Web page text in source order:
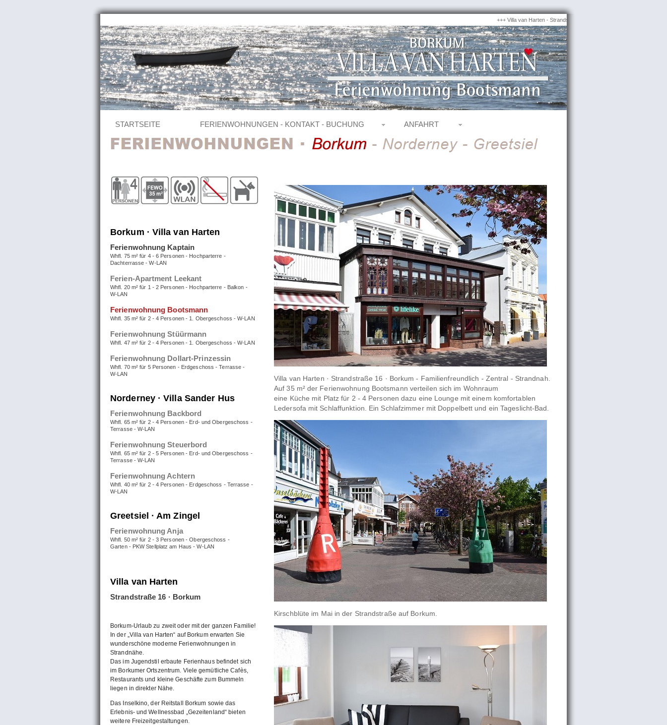
+++ Villa van Harten - Strandstraße 16 · Borkum +++ 5 tolle
STARTSEITE FERIENWOHNUNGEN - KONTAKT - BUCHUNG ANFAHRT
Borkum · Villa van Harten
Ferienwohnung Kaptain
Whfl. 75 m² für 4 - 6 Personen - Hochparterre -
Dachterrasse - W-LAN
Ferien-Apartment Leekant
Whfl. 20 m² für 1 - 2 Personen - Hochparterre - Balkon -
W-LAN
Ferienwohnung Bootsmann
Whfl. 35 m² für 2 - 4 Personen - 1. Obergeschoss - W-LAN
Ferienwohnung Stüürmann
Whfl. 47 m² für 2 - 4 Personen - 1. Obergeschoss - W-LAN
Ferienwohnung Dollart-Prinzessin
Whfl. 70 m² für 5 Personen - Erdgeschoss - Terrasse -
W-LAN
Norderney · Villa Sander Hus
Ferienwohnung Backbord
Whfl. 65 m² für 2 - 4 Personen - Erd- und Obergeschoss -
Terrasse - W-LAN
Ferienwohnung Steuerbord
Whfl. 65 m² für 2 - 5 Personen - Erd- und Obergeschoss -
Terrasse - W-LAN
Ferienwohnung Achtern
Whfl. 40 m² für 2 - 4 Personen - Erdgeschoss - Terrasse -
W-LAN
Greetsiel · Am Zingel
Ferienwohnung Anja
Whfl. 50 m² für 2 - 3 Personen - Obergeschoss -
Garten - PKW Stellplatz am Haus - W-LAN
Villa van Harten
Strandstraße 16 · Borkum
Borkum-Urlaub zu zweit oder mit der ganzen Familie!
In der „Villa van Harten“ auf Borkum erwarten Sie
wunderschöne moderne Ferienwohnungen in
Strandnähe.
Das im Jugendstil erbaute Ferienhaus befindet sich
im Borkumer Ortszentrum. Viele gemütliche Cafès,
Restaurants und kleine Geschäfte zum Bummeln
liegen in direkter Nähe.
Das Inselkino, der Reitstall Borkum sowie das
Erlebnis- und Wellnessbad „Gezeitenland“ bieten
weitere Freizeitgestaltungen.
Villa van Harten · Strandstraße 16 · Borkum - Familienfreundlich - Zentral - Strandnah.
Auf 35 m² der Ferienwohnung Bootsmann verteilen sich im Wohnraum
eine Küche mit Platz für 2 - 4 Personen dazu eine Lounge mit einem komfortablen
Ledersofa mit Schlaffunktion. Ein Schlafzimmer mit Doppelbett und ein Tageslicht-Bad.
Kirschblüte im Mai in der Strandstraße auf Borkum.